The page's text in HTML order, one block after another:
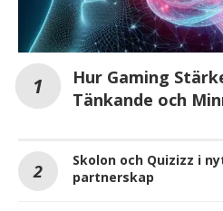
Hur Gaming
Tänkande och
Skolon och Quizizz i
partnerskap